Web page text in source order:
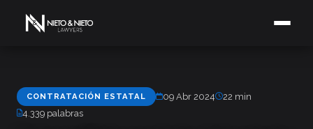
CONTRATACIÓN ESTATAL 09 Abr 2024
22 min
4.339 palabras